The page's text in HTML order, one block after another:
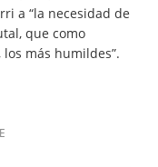
a “la necesidad de
que como
más humildes”.